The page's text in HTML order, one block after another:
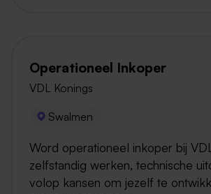
Operationeel Inkoper
VDL Konings
Swalmen
Word operationeel inkoper bij
zelfstandig werken, technische
volop kansen om jezelf te